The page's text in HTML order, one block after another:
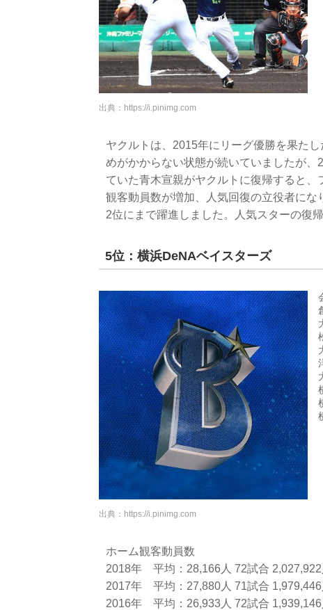
出典： https://i.pinimg.com
ヤクルトは、2015年にリーグ優勝を果た
めがかからない状態が続いていましたが
ていた青木宣親がヤクルトに復帰すると
観客動員数が増加、人気回復の立役者に
2位にまで躍進しました。人気スターの復
5位：横浜DeNAベイスターズ
出典： https://i.pinimg.com
ホーム観客動員数
2018年 平均：28,166人 72試合
2017年 平均：27,880人 71試合
2016年 平均：26,933人 72試合